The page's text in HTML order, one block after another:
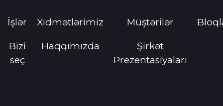
İşlər Xidmətlərimiz Müştərilər
Bizi
seç
Haqqımızda
Şirkət
Prezentasiyaları